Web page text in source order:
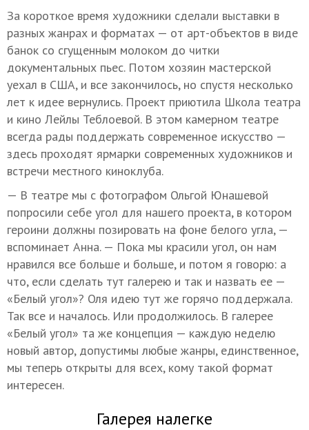
За короткое время художники сделали выставки в
разных жанрах и форматах — от арт-объектов в виде
банок со сгущенным молоком до читки
документальных пьес. Потом хозяин мастерской
уехал в США, и все закончилось, но спустя несколько
лет к идее вернулись. Проект приютила Школа театра
и кино Лейлы Теблоевой. В этом камерном театре
всегда рады поддержать современное искусство —
здесь проходят ярмарки современных художников и
встречи местного киноклуба.
— В театре мы с фотографом Ольгой Юнашевой
попросили себе угол для нашего проекта, в котором
героини должны позировать на фоне белого угла, —
вспоминает Анна. — Пока мы красили угол, он нам
нравился все больше и больше, и потом я говорю: а
что, если сделать тут галерею и так и назвать ее —
«Белый угол»? Оля идею тут же горячо поддержала.
Так все и началось. Или продолжилось. В галерее
«Белый угол» та же концепция — каждую неделю
новый автор, допустимы любые жанры, единственное,
мы теперь открыты для всех, кому такой формат
интересен.
Галерея налегке